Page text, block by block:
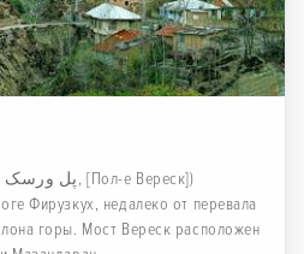
Фирузкух, недалеко от перевала
горы. Мост Вереск расположен